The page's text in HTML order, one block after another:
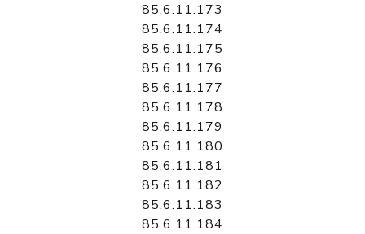
85.6.11.173
85.6.11.174
85.6.11.175
85.6.11.176
85.6.11.177
85.6.11.178
85.6.11.179
85.6.11.180
85.6.11.181
85.6.11.182
85.6.11.183
85.6.11.184